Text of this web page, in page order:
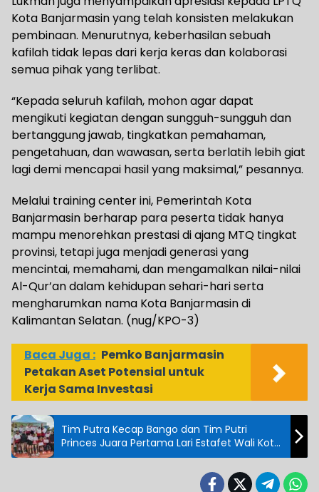
Kota Banjarmasin yang telah konsisten melakukan
pembinaan. Menurutnya, keberhasilan sebuah
kafilah tidak lepas dari kerja keras dan kolaborasi
semua pihak yang terlibat.
“Kepada seluruh kafilah, mohon agar dapat
mengikuti kegiatan dengan sungguh-sungguh dan
bertanggung jawab, tingkatkan pemahaman,
pengetahuan, dan wawasan, serta berlatih lebih giat
lagi demi mencapai hasil yang maksimal,” pesannya.
Melalui training center ini, Pemerintah Kota
Banjarmasin berharap para peserta tidak hanya
mampu menorehkan prestasi di ajang MTQ tingkat
provinsi, tetapi juga menjadi generasi yang
mencintai, memahami, dan mengamalkan nilai-nilai
Al-Qur’an dalam kehidupan sehari-hari serta
mengharumkan nama Kota Banjarmasin di
Kalimantan Selatan. (nug/KPO-3)
Baca Juga : Pemko Banjarmasin
Petakan Aset Potensial untuk
Kerja Sama Investasi
Tim Putra Kecap Bango dan Tim Putri
Princes Juara Pertama Lari Estafet Wali Kota
Cup Atletik